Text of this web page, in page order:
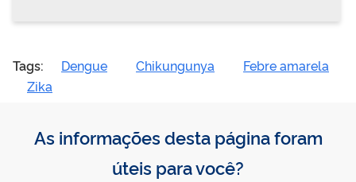
Tags: Dengue Chikungunya
Febre amarela
Zika
As informações desta página foram
úteis para você?